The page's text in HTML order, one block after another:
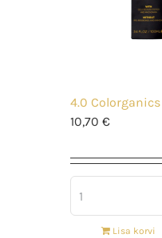
4.0 Colorganics
10,70 €
Lisa korvi